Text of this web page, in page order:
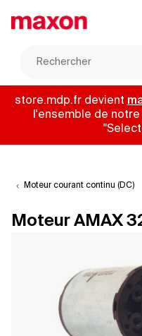
store.mdp.fr devient
l'ensemble de
Moteur courant continu (DC)
Moteur AMAX